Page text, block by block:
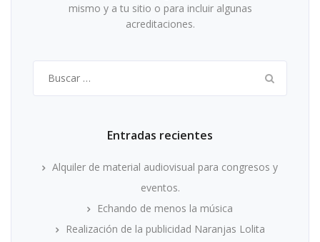
mismo y a tu sitio o para incluir algunas
acreditaciones.
Entradas recientes
Alquiler de material audiovisual para congresos y
eventos.
Echando de menos la música
Realización de la publicidad Naranjas Lolita